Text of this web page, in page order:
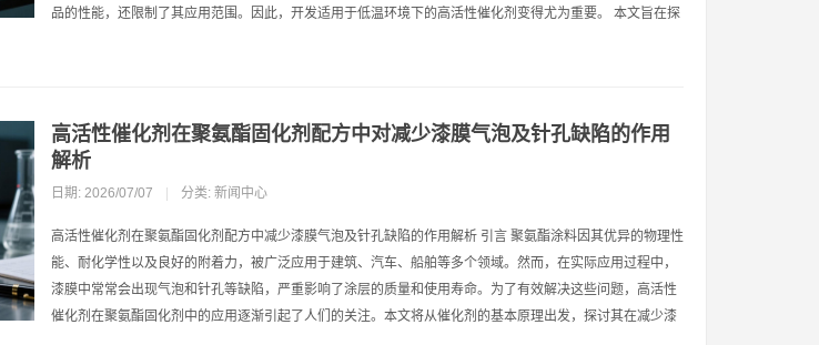
品的性能，还限制了其应用范围。因此，开发适用于低温环境下的高活性催化剂变得尤为重要。 本文旨在探
高活性催化剂在聚氨酯固化剂配方中对减少漆膜气泡及针孔缺陷的作用
解析
日期: 2026/07/07 分类: 新闻中心
高活性催化剂在聚氨酯固化剂配方中减少漆膜气泡及针孔缺陷的作用解析 引言 聚氨酯涂料因其优异的物理性
能、耐化学性以及良好的附着力，被广泛应用于建筑、汽车、船舶等多个领域。然而，在实际应用过程中，
漆膜中常常会出现气泡和针孔等缺陷，严重影响了涂层的质量和使用寿命。为了有效解决这些问题，高活性
催化剂在聚氨酯固化剂中的应用逐渐引起了人们的关注。本文将从催化剂的基本原理出发，探讨其在减少漆